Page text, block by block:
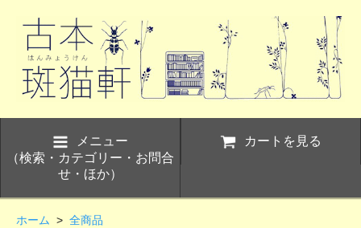
メニュー
（検索・カテゴリー・お問合
せ・ほか）
カートを見る
ホーム > 全商品